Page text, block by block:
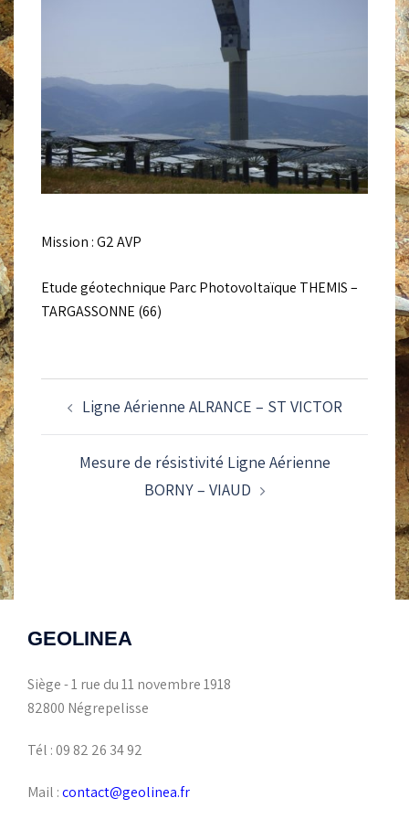
Mission : G2 AVP
Etude géotechnique Parc Photovoltaïque THEMIS –
TARGASSONNE (66)
NAVIGATION
D’ARTICLE
Ligne Aérienne ALRANCE – ST VICTOR
Mesure de résistivité Ligne Aérienne
BORNY – VIAUD
GEOLINEA
Siège - 1 rue du 11 novembre 1918
82800 Négrepelisse
Tél : 09 82 26 34 92
Mail :contact@geolinea.fr